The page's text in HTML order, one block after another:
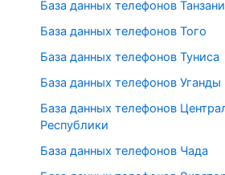
База данных телефонов
База данных телефонов Того
База данных телефонов Туниса
База данных телефонов Уганды
База данных телефонов
Республики
База данных телефонов Чада